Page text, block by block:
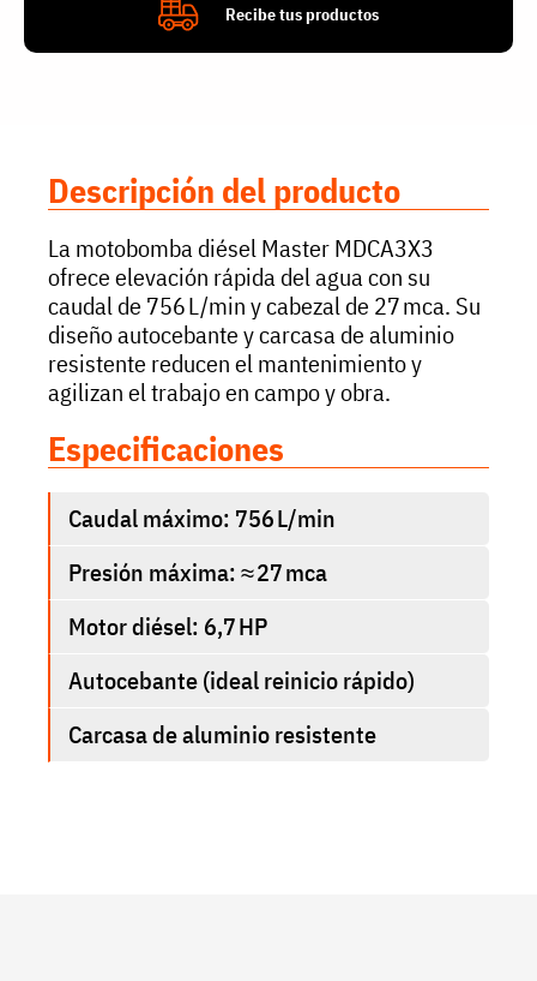
Recibe tus productos
Descripción del producto
La motobomba diésel Master MDCA3X3
ofrece elevación rápida del agua con su
caudal de 756 L/min y cabezal de 27 mca. Su
diseño autocebante y carcasa de aluminio
resistente reducen el mantenimiento y
agilizan el trabajo en campo y obra.
Especificaciones
Caudal máximo: 756 L/min
Presión máxima: ≈ 27 mca
Motor diésel: 6,7 HP
Autocebante (ideal reinicio rápido)
Carcasa de aluminio resistente